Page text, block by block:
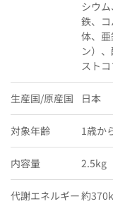
シウ
鉄、
体、
ン）
ストコ
生産国/原産国 日本
対象年齢 1歳か
内容量 2.5kg
代謝エネルギー約